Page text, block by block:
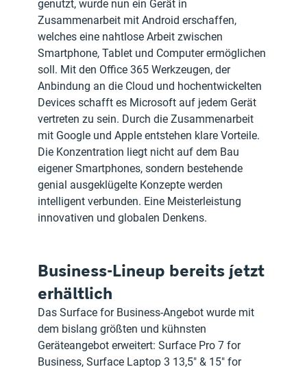
genutzt, wurde nun ein Gerät in
Zusammenarbeit mit Android erschaffen,
welches eine nahtlose Arbeit zwischen
Smartphone, Tablet und Computer ermöglichen
soll. Mit den Office 365 Werkzeugen, der
Anbindung an die Cloud und hochentwickelten
Devices schafft es Microsoft auf jedem Gerät
vertreten zu sein. Durch die Zusammenarbeit
mit Google und Apple entstehen klare Vorteile.
Die Konzentration liegt nicht auf dem Bau
eigener Smartphones, sondern bestehende
genial ausgeklügelte Konzepte werden
intelligent verbunden. Eine Meisterleistung
innovativen und globalen Denkens.
Business-Lineup bereits jetzt
erhältlich
Das Surface for Business-Angebot wurde mit
dem bislang größten und kühnsten
Geräteangebot erweitert: Surface Pro 7 for
Business, Surface Laptop 3 13,5" & 15" for